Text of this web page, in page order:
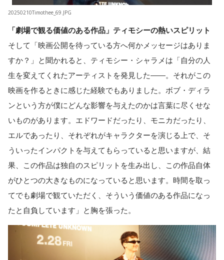
20250210Timothee_69.JPG
「劇場で観る価値のある作品」ティモシーの熱いスピリット
そして「映画公開を待っている方へ何かメッセージはありま
すか？」と聞かれると、ティモシー・シャラメは「自分の人
生を変えてくれたアーティストを発見した――。それがこの
映画を作るときに感じた経験でもありました。ボブ・ディラ
ンという方が僕にどんな影響を与えたのかは言葉に尽くせな
いものがあります。エドワードだったり、モニカだったり、
エルであったり、それぞれがキャラクターを演じる上で、そ
ういったインパクトを与えてもらっていると思いますが、結
果、この作品は独自のスピリットを生み出し、この作品自体
がひとつの大きなものになっていると思います。時間を取っ
てでも劇場で観ていただく、そういう価値のある作品になっ
たと自負しています」と胸を張った。